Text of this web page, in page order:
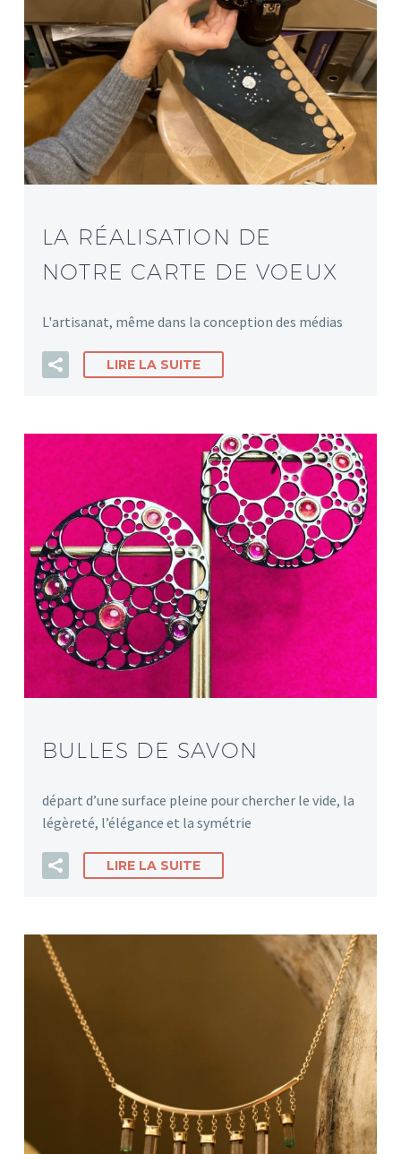
LA RÉALISATION DE
NOTRE CARTE DE VOEUX
L'artisanat, même dans la conception des médias
LIRE LA SUITE
BULLES DE SAVON
départ d’une surface pleine pour chercher le vide, la
légèreté, l’élégance et la symétrie
LIRE LA SUITE